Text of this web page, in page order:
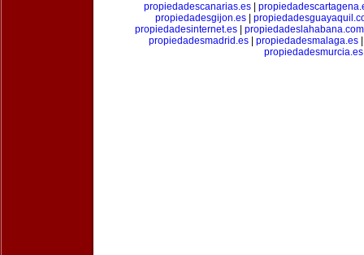
propiedadescanarias.es|
propiedadesgijon.es
propiedadesinternet.es
propiedadeslahabana.com
propiedadesmadrid.es
propiedadesmalaga.es
propiedadesmurcia.es